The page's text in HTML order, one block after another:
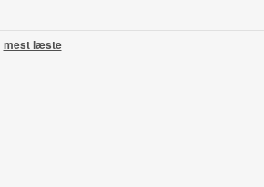
mest læste